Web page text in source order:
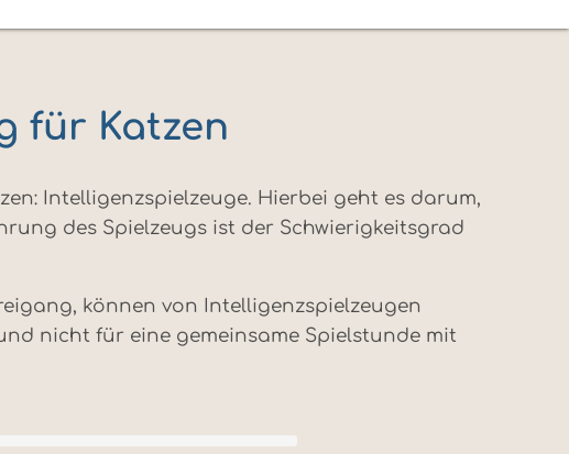
für Katzen
Intelligenzspielzeuge. Hierbei geht es darum,
des Spielzeugs ist der Schwierigkeitsgrad
können von Intelligenzspielzeugen
nicht für eine gemeinsame Spielstunde mit